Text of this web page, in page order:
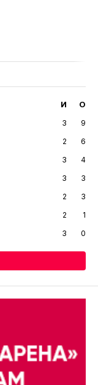
И О
3
9
2
6
3
4
3
3
2
3
2
1
3 0